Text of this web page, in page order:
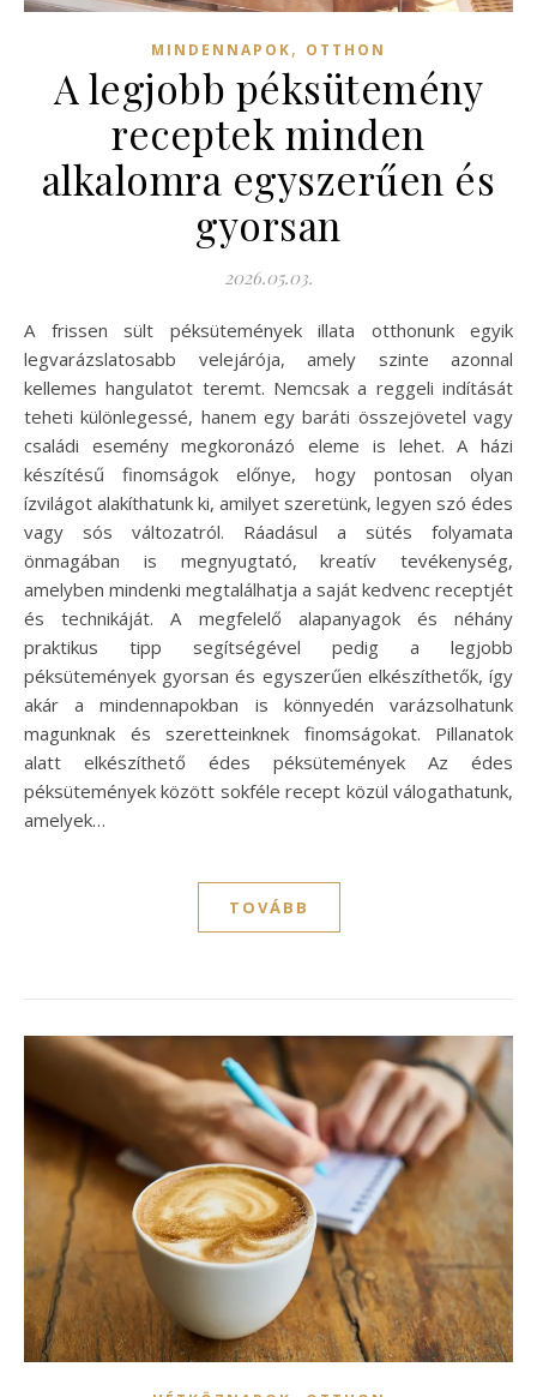
MINDENNAPOK, OTTHON
A legjobb péksütemény
receptek minden
alkalomra egyszerűen és
gyorsan
2026.05.03.
A frissen sült péksütemények illata otthonunk egyik
legvarázslatosabb velejárója, amely szinte azonnal
kellemes hangulatot teremt. Nemcsak a reggeli indítását
teheti különlegessé, hanem egy baráti összejövetel vagy
családi esemény megkoronázó eleme is lehet. A házi
készítésű finomságok előnye, hogy pontosan olyan
ízvilágot alakíthatunk ki, amilyet szeretünk, legyen szó édes
vagy sós változatról. Ráadásul a sütés folyamata
önmagában is megnyugtató, kreatív tevékenység,
amelyben mindenki megtalálhatja a saját kedvenc receptjét
és technikáját. A megfelelő alapanyagok és néhány
praktikus tipp segítségével pedig a legjobb
péksütemények gyorsan és egyszerűen elkészíthetők, így
akár a mindennapokban is könnyedén varázsolhatunk
magunknak és szeretteinknek finomságokat. Pillanatok
alatt elkészíthető édes péksütemények Az édes
péksütemények között sokféle recept közül válogathatunk,
amelyek…
TOVÁBB